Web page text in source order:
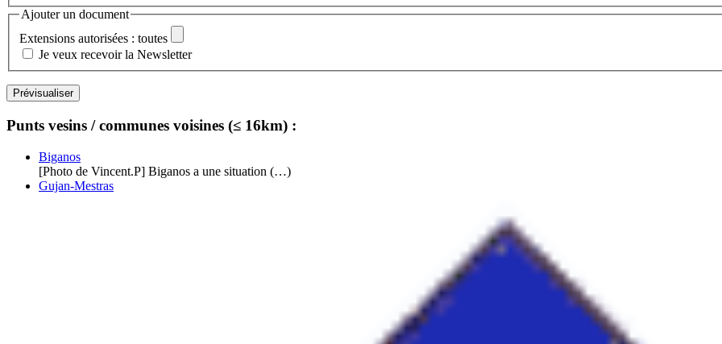
Ajouter un document
Extensions autorisées : toutes
Je veux recevoir la Newsletter
Punts vesins / communes voisines (≤ 16km) :
Biganos
[Photo de Vincent.P] Biganos a une situation (…)
Gujan-Mestras